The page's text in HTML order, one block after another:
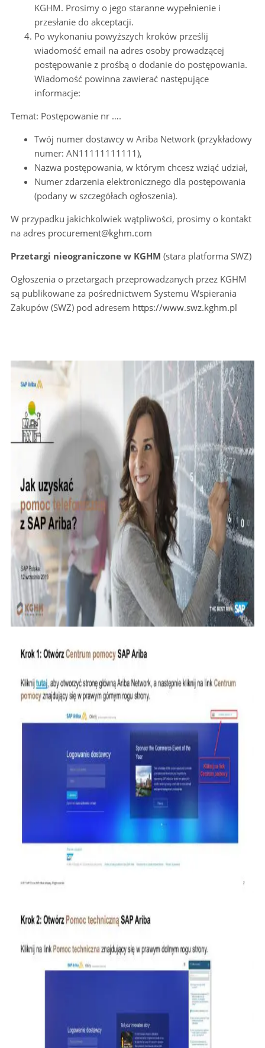
KGHM. Prosimy o jego staranne wypełnienie i
przesłanie do akceptacji.
Po wykonaniu powyższych kroków prześlij
wiadomość email na adres osoby prowadzącej
postępowanie z prośbą o dodanie do postępowania.
Wiadomość powinna zawierać następujące
informacje:
Temat: Postępowanie nr ….
Twój numer dostawcy w Ariba Network (przykładowy
numer: AN11111111111),
Nazwa postępowania, w którym chcesz wziąć udział,
Numer zdarzenia elektronicznego dla postępowania
(podany w szczegółach ogłoszenia).
W przypadku jakichkolwiek wątpliwości, prosimy o kontakt
na adres procurement@kghm.com
Przetargi nieograniczone w KGHM (stara platforma SWZ)
Ogłoszenia o przetargach przeprowadzanych przez KGHM
są publikowane za pośrednictwem Systemu Wspierania
Zakupów (SWZ) pod adresem https://www.swz.kghm.pl